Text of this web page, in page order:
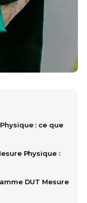
: ce que
Physique :
DUT Mesure